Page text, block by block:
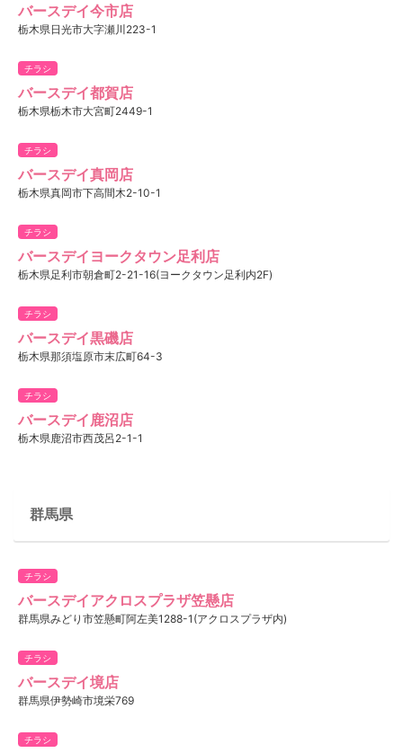
バースデイ今市店
栃木県日光市大字瀬川223-1
チラシ
バースデイ都賀店
栃木県栃木市大宮町2449-1
チラシ
バースデイ真岡店
栃木県真岡市下高間木2-10-1
チラシ
バースデイヨークタウン足利店
栃木県足利市朝倉町2-21-16(ヨークタウン足利内2F)
チラシ
バースデイ黒磯店
栃木県那須塩原市末広町64-3
チラシ
バースデイ鹿沼店
栃木県鹿沼市西茂呂2-1-1
群馬県
チラシ
バースデイアクロスプラザ笠懸店
群馬県みどり市笠懸町阿左美1288-1(アクロスプラザ内)
チラシ
バースデイ境店
群馬県伊勢崎市境栄769
チラシ